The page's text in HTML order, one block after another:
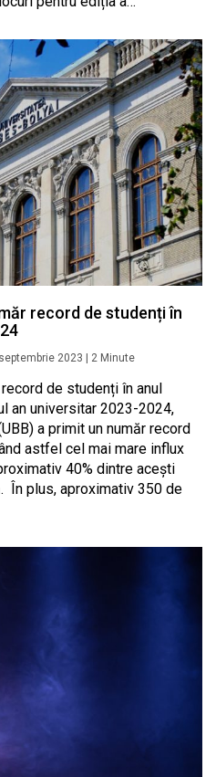
record de studenți în
2023 2 Minute
de studenți în anul
an universitar 2023-2024,
a primit un număr record
astfel cel mai mare influx
40% dintre acești
În plus, aproximativ 350 de